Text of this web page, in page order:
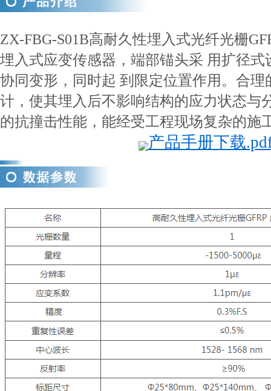
ZX-FBG-S01B高耐久性埋入式光纤光栅
埋入式应变传感器，端部锚头采 用扩径
协同变形，同时起 到限定位置作用。合理
计，使其埋入后不影响结构的应力状态与
的抗撞击性能，能经受工程现场复杂的施
产品手册下载